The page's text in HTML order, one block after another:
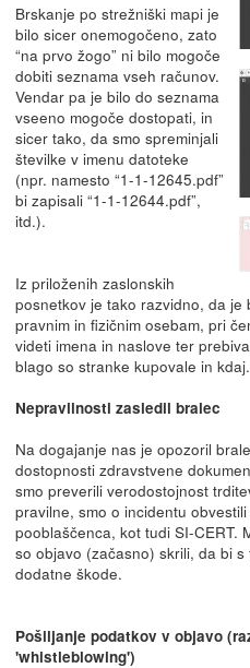
Brskanje po strežniški mapi je
bilo sicer onemogočeno, zato
“na prvo žogo” ni bilo mogoče
dobiti seznama vseh računov.
Vendar pa je bilo do seznama
vseeno mogoče dostopati, in
sicer tako, da smo spreminjali
številke v imenu datoteke
(npr. namesto “1-1-12645.pdf”
bi zapisali “1-1-12644.pdf”,
itd.).
Iz priloženih zaslonskih
posnetkov je tako razvidno, da
pravnim in fizičnim osebam, pri
videti imena in naslove ter
blago so stranke kupovale in kdaj.
Nepravilnosti zasledil bralec
Na dogajanje nas je opozoril
dostopnosti zdravstvene
smo preverili verodostojnost
pravilne, smo o incidentu
pooblaščenca, kot tudi SI-CERT.
so objavo (začasno) skrili, da bi
dodatne škode.
Pošiljanje podatkov v objavo
'whistleblowing')